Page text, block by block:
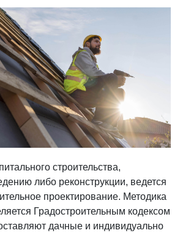
строительства,
либо реконструкции, ведется
проектирование. Методика
Градостроительным кодексом
дачные и индивидуально